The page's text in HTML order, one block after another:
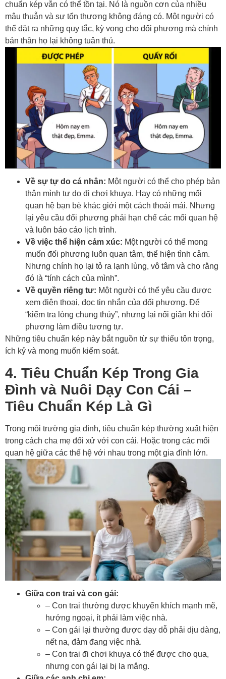
chuẩn kép vẫn có thể tồn tại. Nó là nguồn cơn của nhiều
mâu thuẫn và sự tổn thương không đáng có. Một người có
thể đặt ra những quy tắc, kỳ vọng cho đối phương mà chính
bản thân họ lại không tuân thủ.
Về sự tự do cá nhân: Một người có thể cho phép bản
thân mình tự do đi chơi khuya. Hay có những mối
quan hệ bạn bè khác giới một cách thoải mái. Nhưng
lại yêu cầu đối phương phải hạn chế các mối quan hệ
và luôn báo cáo lịch trình.
Về việc thể hiện cảm xúc: Một người có thể mong
muốn đối phương luôn quan tâm, thể hiện tình cảm.
Nhưng chính họ lại tỏ ra lạnh lùng, vô tâm và cho rằng
đó là “tính cách của mình”.
Về quyền riêng tư: Một người có thể yêu cầu được
xem điện thoại, đọc tin nhắn của đối phương. Để
“kiểm tra lòng chung thủy”, nhưng lại nổi giận khi đối
phương làm điều tương tự.
Những tiêu chuẩn kép này bắt nguồn từ sự thiếu tôn trọng,
ích kỷ và mong muốn kiểm soát.
4. Tiêu Chuẩn Kép Trong Gia
Đình và Nuôi Dạy Con Cái –
Tiêu Chuẩn Kép Là Gì
Trong môi trường gia đình, tiêu chuẩn kép thường xuất hiện
trong cách cha mẹ đối xử với con cái. Hoặc trong các mối
quan hệ giữa các thế hệ với nhau trong một gia đình lớn.
Giữa con trai và con gái:
– Con trai thường được khuyến khích mạnh mẽ,
hướng ngoại, ít phải làm việc nhà.
– Con gái lại thường được dạy dỗ phải dịu dàng,
nết na, đảm đang việc nhà.
– Con trai đi chơi khuya có thể được cho qua,
nhưng con gái lại bị la mắng.